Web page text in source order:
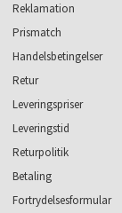
Reklamation
Prismatch
Handelsbetingelser
Retur
Leveringspriser
Leveringstid
Returpolitik
Betaling
Fortrydelsesformular